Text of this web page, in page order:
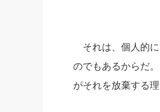
それは、個人的に
のでもあるからだ
がそれを放棄する